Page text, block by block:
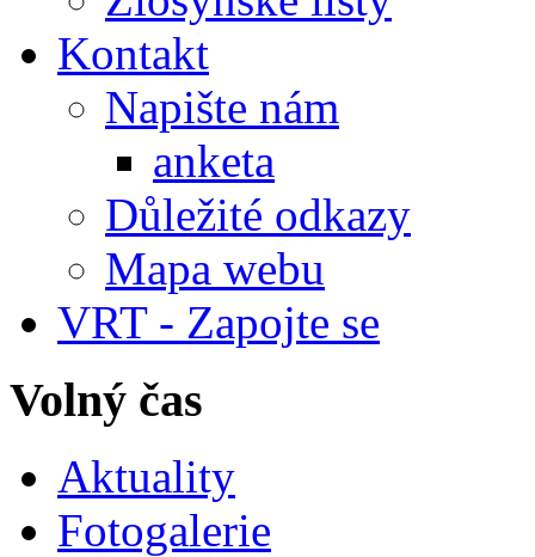
Kontakt
Napište nám
anketa
Důležité odkazy
Mapa webu
VRT - Zapojte se
Volný čas
Aktuality
Fotogalerie